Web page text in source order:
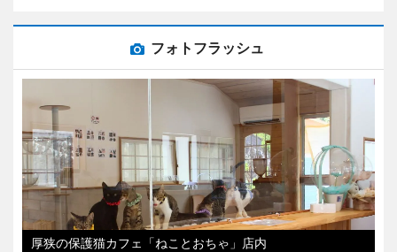
フォトフラッシュ
厚狭の保護猫カフェ「ねことおちゃ」店内